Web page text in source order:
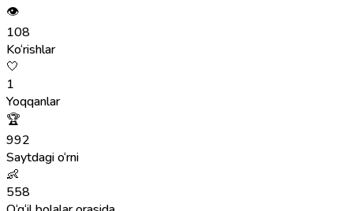
👁
108
Ko‘rishlar
🤍
1
Yoqqanlar
🏆
992
Saytdagi o‘rni
👶
558